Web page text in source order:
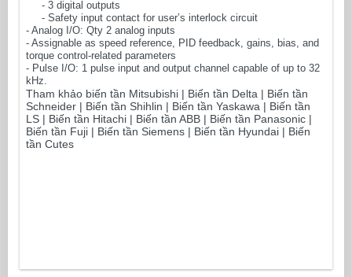
- 3 digital outputs
- Safety input contact for user’s interlock circuit
- Analog I/O: Qty 2 analog inputs
- Assignable as speed reference, PID feedback, gains, bias, and
torque control-related parameters
- Pulse I/O: 1 pulse input and output channel capable of up to 32
kHz.
Tham khảo biến tần Mitsubishi | Biến tần Delta | Biến tần
Schneider | Biến tần Shihlin | Biến tần Yaskawa | Biến tần
LS | Biến tần Hitachi | Biến tần ABB | Biến tần Panasonic |
Biến tần Fuji | Biến tần Siemens | Biến tần Hyundai | Biến
tần Cutes